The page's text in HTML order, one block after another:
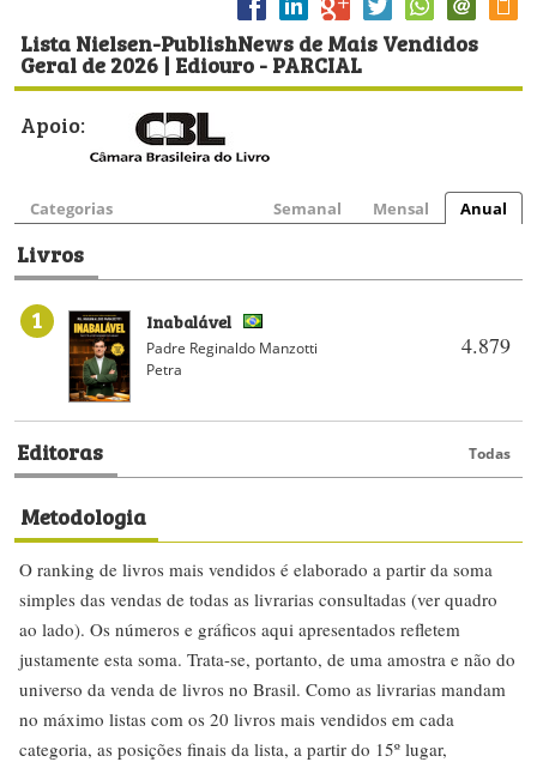
Lista Nielsen-PublishNews de Mais Vendidos
Geral de 2026 | Ediouro - PARCIAL
Apoio:
Categorias Semanal Mensal Anual
Livros
1
4.879
Inabalável
Padre Reginaldo Manzotti
Petra
Editoras Todas
Metodologia
O ranking de livros mais vendidos é elaborado a partir da soma
simples das vendas de todas as livrarias consultadas (ver quadro
ao lado). Os números e gráficos aqui apresentados refletem
justamente esta soma. Trata-se, portanto, de uma amostra e não do
universo da venda de livros no Brasil. Como as livrarias mandam
no máximo listas com os 20 livros mais vendidos em cada
categoria, as posições finais da lista, a partir do 15º lugar,